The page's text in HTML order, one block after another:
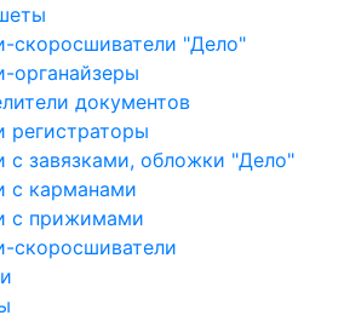
скоросшиватели "Дело"
органайзеры
документов
регистраторы
с завязками, обложки "Дело"
с карманами
с прижимами
скоросшиватели